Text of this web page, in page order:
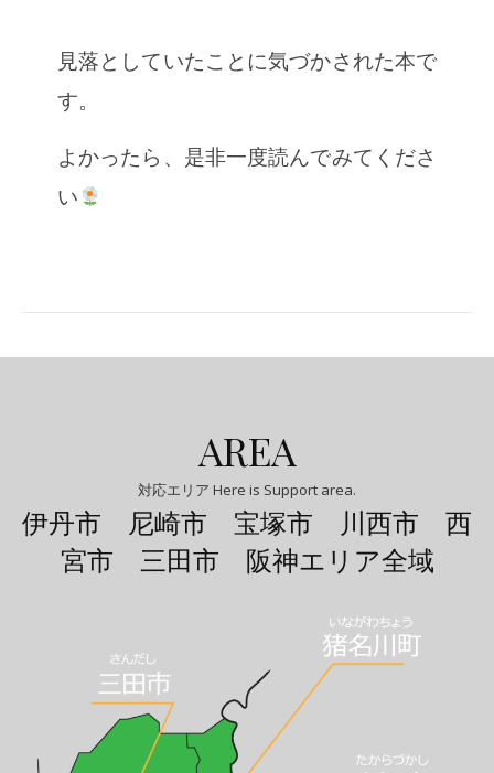
見落としていたことに気づかされた本で
す。
よ かったら、是非一度読んでみてくださ
い
AREA
対応エリア Here is Support area.
伊丹市 尼崎市 宝塚市 川西市 西
宮市 三田市 阪神エリア全域